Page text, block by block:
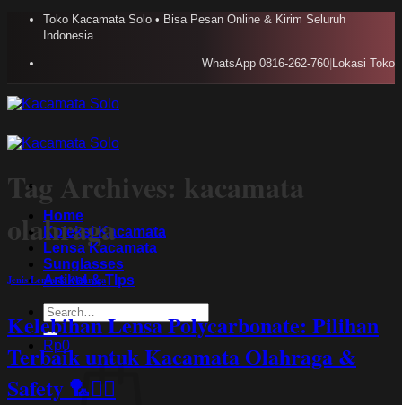
Skip
Toko Kacamata Solo • Bisa Pesan Online & Kirim Seluruh
Indonesia
WhatsApp 0816-262-760 Lokasi Toko
Home
Koleksi Kacamata
Lensa Kacamata
Sunglasses
Artikel & TIps
Search
for:
Rp0
Tag Archives: kacamata
olahraga
Jenis Lensa & Olahraga
Kelebihan Lensa Polycarbonate: Pilihan
Terbaik untuk Kacamata Olahraga &
Safety 🏸🚴‍♂️